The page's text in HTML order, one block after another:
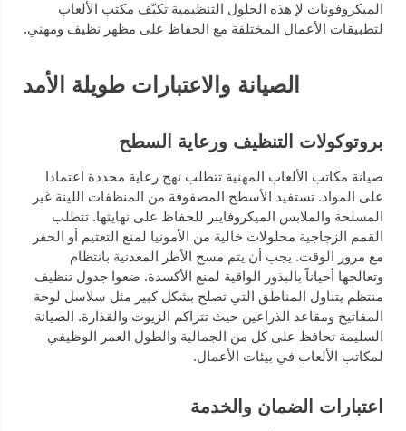
الميكروفونات لإ هذه الحلول التنظيمية تكيّف مكتب الألعاب
لتطبيقات الأعمال المختلفة مع الحفاظ على مظهر نظيف ومهني.
الصيانة والاعتبارات طويلة الأمد
بروتوكولات التنظيف ورعاية السطح
صيانة مكاتب الألعاب المهنية تتطلب نهج رعاية محددة اعتمادا
على المواد. تستفيد الأسطح المصفوفة من المنظفات اللينة غير
المسلحة والملابس الميكروفايبر للحفاظ على نهايتها. تتطلب
القمم الزجاجية محلولات خالية من الأمونيا لمنع التعتيم أو الحفر
مع مرور الوقت. يجب أن يتم مسح الأطر المعدنية بانتظام
وتعالجها أحياناً بالبذور الواقية لمنع الأكسدة. ضعوا جدول تنظيف
منتظم يتناول المناطق التي تصلح بشكل كبير مثل سلاسل لوحة
المفاتيح ومقاعد الذراعين حيث تتراكم الزيوت والقذارة. الصيانة
السليمة تحافظ على كل من الجمالية والطول العمر الوظيفي
لمكاتب الألعاب في بيئات الأعمال.
اعتبارات الضمان والخدمة